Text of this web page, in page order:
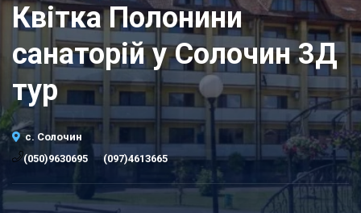
Квітка Полонини
санаторій у Солочин 3Д
тур
с. Солочин
(050)9630695
· (097)4613665